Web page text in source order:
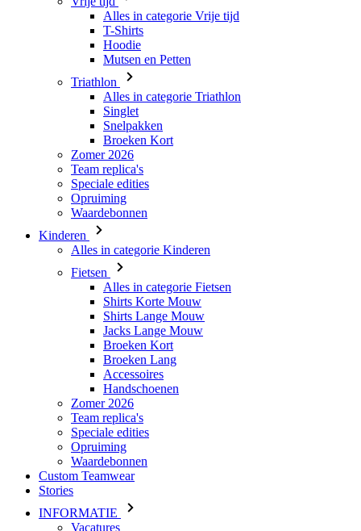
Triathlon
Alles in categorie Triathlon
Singlet
Snelpakken
Broeken Kort
Zomer 2026
Team replica's
Speciale edities
Opruiming
Waardebonnen
Kinderen
Alles in categorie Kinderen
Fietsen
Alles in categorie Fietsen
Shirts Lange Mouw
Jacks Lange Mouw
Broeken Kort
Broeken Lang
Accessoires
Handschoenen
Zomer 2026
Team replica's
Speciale edities
Opruiming
Waardebonnen
Custom Teamwear
Stories
INFORMATIE
Vacatures
Algemene verkoopsvoorwaarden
Privacybeleid
Cookiebeleid